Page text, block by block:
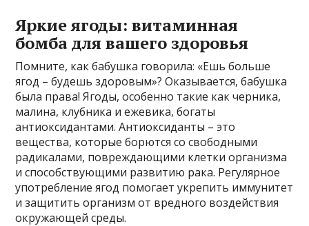
Яркие ягоды: витаминная
бомба для вашего здоровья
Помните, как бабушка говорила: «Ешь больше
ягод – будешь здоровым»? Оказывается, бабушка
была права! Ягоды, особенно такие как черника,
малина, клубника и ежевика, богаты
антиоксидантами. Антиоксиданты – это
вещества, которые борются со свободными
радикалами, повреждающими клетки организма
и способствующими развитию рака. Регулярное
употребление ягод помогает укрепить иммунитет
и защитить организм от вредного воздействия
окружающей среды.